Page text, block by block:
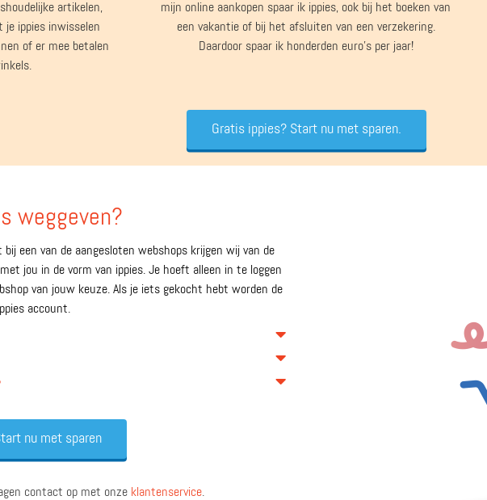
artikelen,
ippies inwisselen
of er mee betalen
mijn online aankopen spaar ik ippies, ook bij het boeken van
een vakantie of bij het afsluiten van een verzekering.
Daardoor spaar ik honderden euro's per jaar!
Gratis ippies? Start nu met sparen.
weggeven?
bij een van de aangesloten webshops krijgen wij van de
jou in de vorm van ippies. Je hoeft alleen in te loggen
van jouw keuze. Als je iets gekocht hebt worden de
account.
nu met sparen
contact op met onze klantenservice.